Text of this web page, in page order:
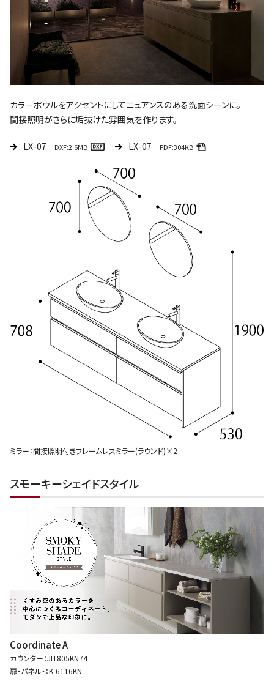
カラーボウルをアクセントにしてニュアンスのある洗面シーンに。
間接照明がさらに垢抜けた雰囲気を作ります。
LX-07 DXF:2.6MB LX-07 PDF:304KB
ミラー：間接照明付きフレームレスミラー(ラウンド)×2
スモーキーシェイドスタイル
Coordinate A
カウンター：JIT805KN74
扉・パネル・：K-6116KN